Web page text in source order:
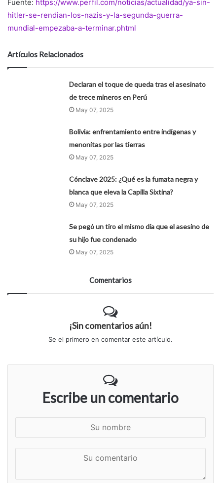
Fuente: https://www.perfil.com/noticias/actualidad/ya-sin-
hitler-se-rendian-los-nazis-y-la-segunda-guerra-
mundial-empezaba-a-terminar.phtml
Artículos Relacionados
Declaran el toque de queda tras el asesinato
de trece mineros en Perú
May 07, 2025
Bolivia: enfrentamiento entre indígenas y
menonitas por las tierras
May 07, 2025
Cónclave 2025: ¿Qué es la fumata negra y
blanca que eleva la Capilla Sixtina?
May 07, 2025
Se pegó un tiro el mismo día que el asesino de
su hijo fue condenado
May 07, 2025
Comentarios
¡Sin comentarios aún!
Se el primero en comentar este artículo.
Escribe un comentario